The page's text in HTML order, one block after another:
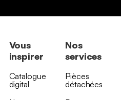
Vous
inspirer
Catalogue
digital
Nos
services
Pièces
détachées